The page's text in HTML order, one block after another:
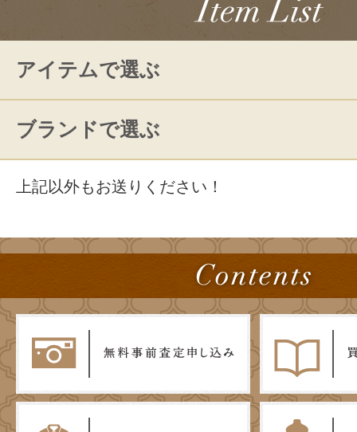
アイテムで選ぶ
ブランドで選ぶ
上記以外もお送りください！